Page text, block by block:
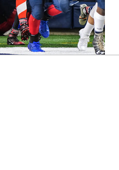
Agosto 2025
Novembro 2024